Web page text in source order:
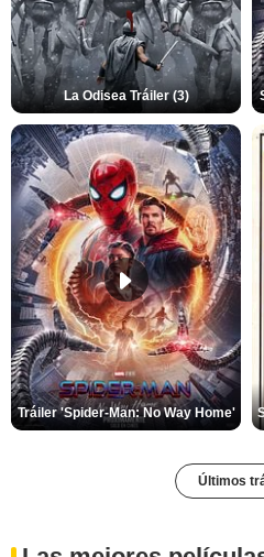
La Odisea Tráiler (3)
Tráiler 'Spider-Man: No Way Home'
Últimos